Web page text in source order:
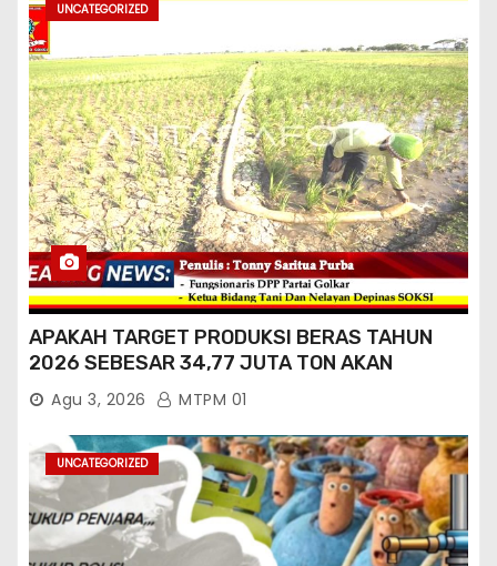
UNCATEGORIZED
APAKAH TARGET PRODUKSI BERAS TAHUN
2026 SEBESAR 34,77 JUTA TON AKAN
TERCAPAI ?
Agu 3, 2026 MTPM 01
UNCATEGORIZED